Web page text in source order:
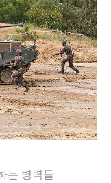
는 병력들